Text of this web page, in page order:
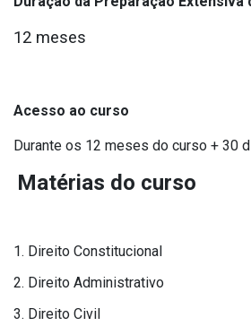
12 meses
Acesso ao curso
Durante os 12 meses do curso + 30
Matérias do curso
1. Direito Constitucional
2. Direito Administrativo
3. Direito Civil